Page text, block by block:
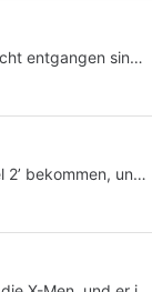
entgangen sind
2’ bekommen, und